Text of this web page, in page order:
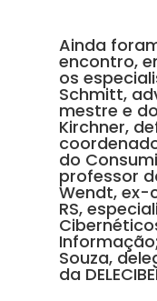
Ainda
encontro,
os
Schmitt,
mestre e
Kirchner,
do
professor
Wendt, ex-
RS,
Souza,
da